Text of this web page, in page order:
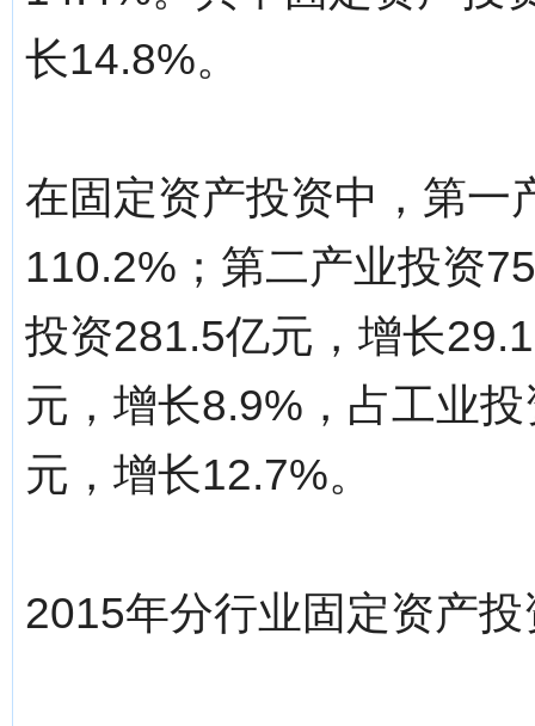
长14.8%。
在固定资产投资中，第一
110.2%；第二产业投资
投资281.5亿元，增长
元，增长8.9%，占工业
元，增长12.7%。
2015年分行业固定资产投